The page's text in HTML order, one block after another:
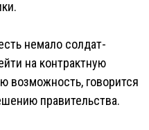
немало солдат-
на контрактную
возможность, говорится
правительства.